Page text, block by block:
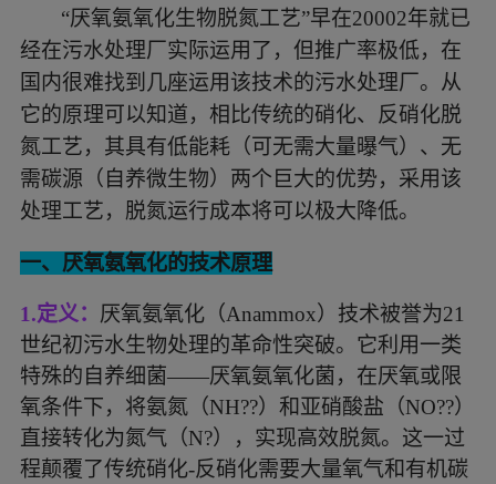
成本将可以极大降低。 一、厌氧氨氧化的技术原理
“厌氧氨氧化生物脱氮工艺”早在20002年就已
经在污水处理厂实际运用了，但推广率极低，在
国内很难找到几座运用该技术的污水处理厂。从
它的原理可以知道，相比传统的硝化、反硝化脱
氮工艺，其具有低能耗（可无需大量曝气）、无
需碳源（自养微生物）两个巨大的优势，采用该
处理工艺，脱氮运行成本将可以极大降低。
一、厌氧氨氧化的技术原理
1.定义： 厌氧氨氧化（Anammox）技术被誉为21
世纪初污水生物处理的革命性突破。它利用一类
特殊的自养细菌——厌氧氨氧化菌，在厌氧或限
氧条件下，将氨氮（NH??）和亚硝酸盐（NO??）
直接转化为氮气（N?），实现高效脱氮。这一过
程颠覆了传统硝化-反硝化需要大量氧气和有机碳